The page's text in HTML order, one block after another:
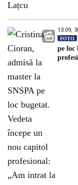
13:09,
FOTO
pe loc